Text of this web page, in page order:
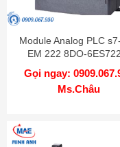
Module Analog PLC
EM 222 8DO-
1BF22-0XA0
Gọi ngay:
Ms.Châu